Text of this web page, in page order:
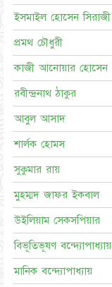
ইসমাইল হোসেন সিরাজী
প্রমথ চৌধুরী
কাজী আনোয়ার হোসেন
রবীন্দ্রনাথ ঠাকুর
আবুল আসাদ
শার্লক হোমস
সুকুমার রায়
মুহম্মদ জাফর ইকবাল
উইলিয়াম সেকসপিয়ার
বিভূতিভূষণ বন্দ্যোপাধ্যায়
মানিক বন্দ্যোপাধ্যায়